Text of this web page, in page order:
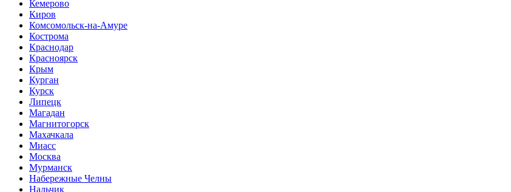
Кемерово
Киров
Комсомольск-на-Амуре
Кострома
Краснодар
Красноярск
Крым
Курган
Курск
Липецк
Магадан
Магнитогорск
Махачкала
Миасс
Москва
Мурманск
Набережные Челны
Нальчик